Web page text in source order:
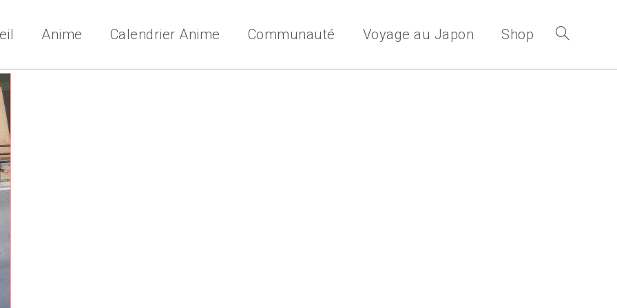
Anime Calendrier Anime Communauté Voyage au Japon Shop Toggle